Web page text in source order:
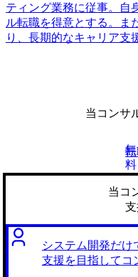
ティング業務に従事。自
ル転職を得意とする。ま
り、長期的なキャリア支
当コンサ
無
料
当コ
システム開発だけ
支援を目指してコ